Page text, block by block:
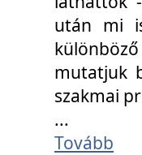
után mi
mutatjuk
szakmai
...
Tovább